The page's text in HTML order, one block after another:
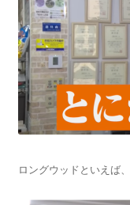
ロングウッドといえば